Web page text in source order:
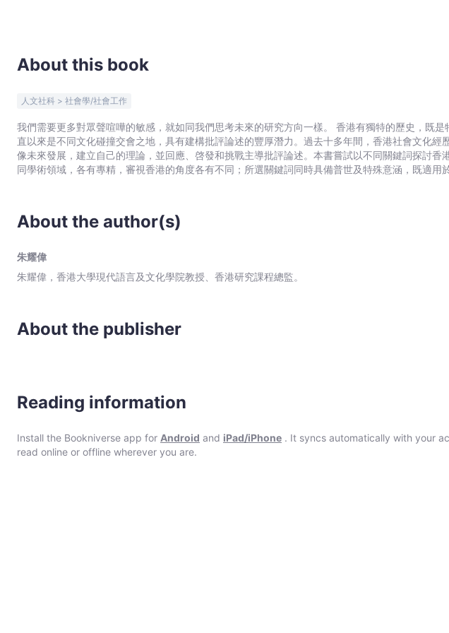
About this book
人文社科 > 社會學/社會工作
我們需要更多對眾聲喧嘩的敏感，就如同我們思考未來的研究方向一樣。 香港有獨特的歷史，既是特別行政區也曾是殖民地，一
直以來是不同文化碰撞交會之地，具有建構批評論述的豐厚潛力。過去十多年間，香港社會文化經
像未來發展，建立自己的理論，並回應、啓發和挑戰主導批評論述。本書嘗試以不同關鍵詞探討香
同學術領域，各有專精，審視香港的角度各有不同；所選關鍵詞同時具備普世及特殊意涵，既適用
About the author(s)
朱耀偉
朱耀偉，香港大學現代語言及文化學院教授、香港研究課程總監。
About the publisher
Reading information
Install the Bookniverse app for Android and iPad/iPhone . It syncs automatically with your
read online or offline wherever you are.